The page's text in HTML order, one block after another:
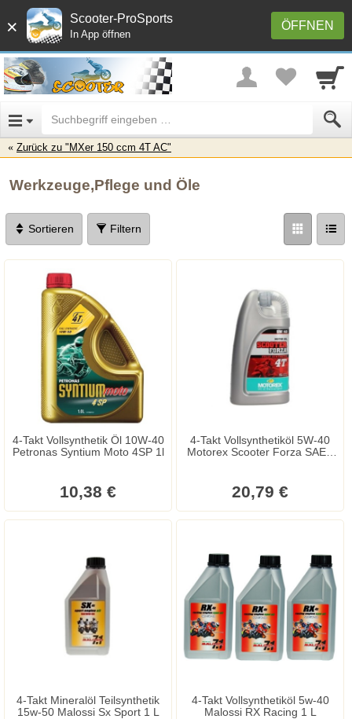
× ÖFFNEN
Scooter-ProSports
In App öffnen
Zurück zu "MXer 150 ccm 4T AC"
Werkzeuge,Pflege und Öle
Sortieren Filtern
4-Takt Vollsynthetik Öl 10W-40
Petronas Syntium Moto 4SP 1l
10,38 €
4-Takt Vollsynthetiköl 5W-40
Motorex Scooter Forza SAE -
20,79 €
4-Takt Mineralöl Teilsynthetik
15w-50 Malossi Sx Sport 1 L
4-Takt Vollsynthetiköl 5w-40
Malossi RX Racing 1 L